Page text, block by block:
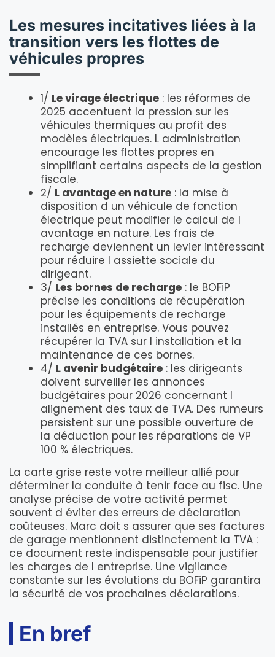
Les mesures incitatives liées à la
transition vers les flottes de
véhicules propres
1/ Le virage électrique : les réformes de
2025 accentuent la pression sur les
véhicules thermiques au profit des
modèles électriques. L administration
encourage les flottes propres en
simplifiant certains aspects de la gestion
fiscale.
2/ L avantage en nature : la mise à
disposition d un véhicule de fonction
électrique peut modifier le calcul de l
avantage en nature. Les frais de
recharge deviennent un levier intéressant
pour réduire l assiette sociale du
dirigeant.
3/ Les bornes de recharge : le BOFiP
précise les conditions de récupération
pour les équipements de recharge
installés en entreprise. Vous pouvez
récupérer la TVA sur l installation et la
maintenance de ces bornes.
4/ L avenir budgétaire : les dirigeants
doivent surveiller les annonces
budgétaires pour 2026 concernant l
alignement des taux de TVA. Des rumeurs
persistent sur une possible ouverture de
la déduction pour les réparations de VP
100 % électriques.
La carte grise reste votre meilleur allié pour
déterminer la conduite à tenir face au fisc. Une
analyse précise de votre activité permet
souvent d éviter des erreurs de déclaration
coûteuses. Marc doit s assurer que ses factures
de garage mentionnent distinctement la TVA :
ce document reste indispensable pour justifier
les charges de l entreprise. Une vigilance
constante sur les évolutions du BOFiP garantira
la sécurité de vos prochaines déclarations.
En bref